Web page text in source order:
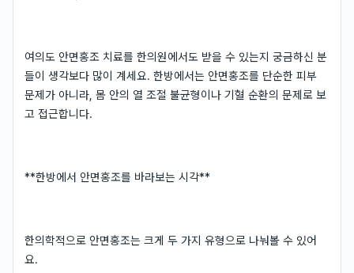
여의도 안면홍조 치료를 한의원에서도 받을 수 있는지 궁금하신 분
들이 생각보다 많이 계세요. 한방에서는 안면홍조를 단순한 피부
문제가 아니라, 몸 안의 열 조절 불균형이나 기혈 순환의 문제로 보
고 접근합니다.
**한방에서 안면홍조를 바라보는 시각**
한의학적으로 안면홍조는 크게 두 가지 유형으로 나눠볼 수 있어
요.